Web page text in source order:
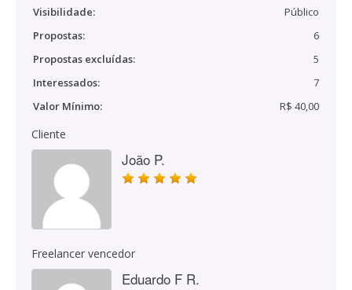
Visibilidade:
Público
Propostas:
6
Propostas excluídas:
5
Interessados:
7
Valor Mínimo:
R$ 40,00
Cliente
João P.
Freelancer vencedor
Eduardo F R.